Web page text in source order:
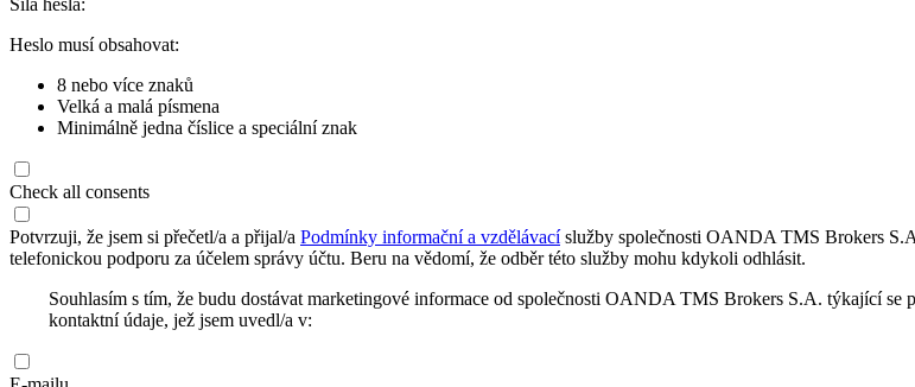
Síla hesla:
Heslo musí obsahovat:
8 nebo více znaků
Velká a malá písmena
Minimálně jedna číslice a speciální znak
Check all consents
Potvrzuji, že jsem si přečetl/a a přijal/a Podmínky informační a vzdělávacíslužby společnosti OANDA TMS Brokers
telefonickou podporu za účelem správy účtu. Beru na vědomí, že odběr této služby mohu kdykoli odhlásit.
Souhlasím s tím, že budu dostávat marketingové informace od společnosti OANDA TMS Brokers S.A. týkající se
kontaktní údaje, jež jsem uvedl/a v: